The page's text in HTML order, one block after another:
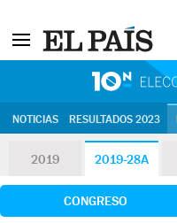
NOTICIAS RESULTADOS 2023
2019 2019-28A
CONGRESO